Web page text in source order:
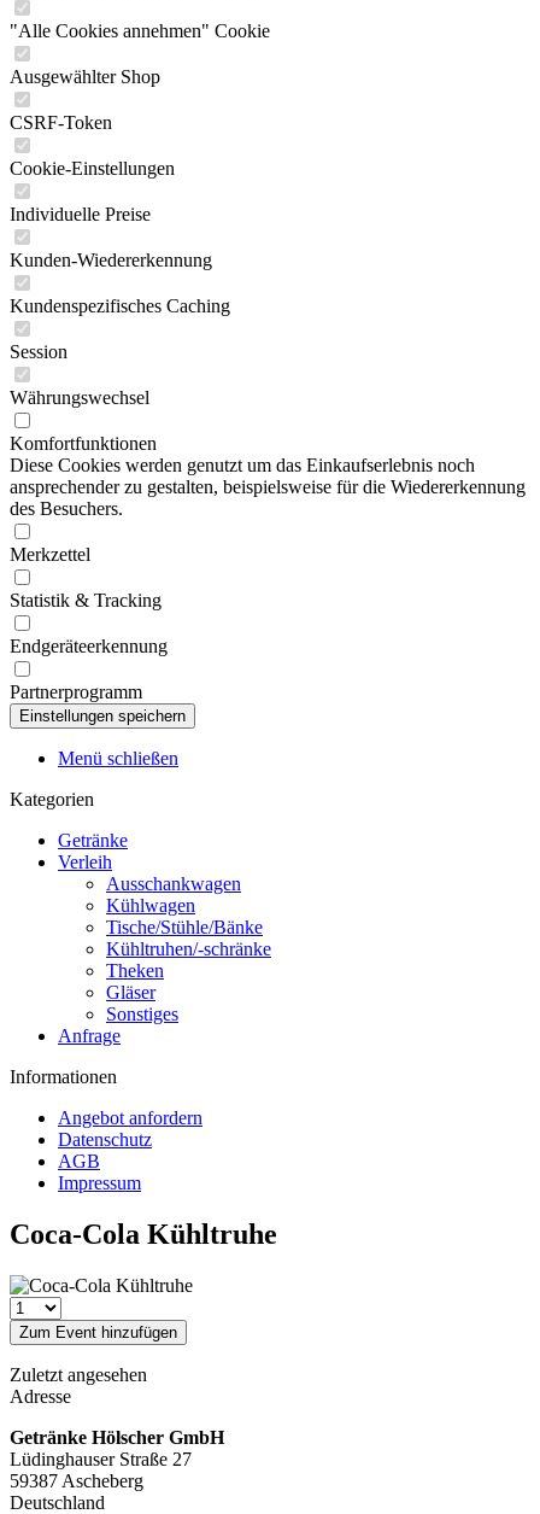
"Alle Cookies annehmen" Cookie
Ausgewählter Shop
CSRF-Token
Cookie-Einstellungen
Individuelle Preise
Kunden-Wiedererkennung
Kundenspezifisches Caching
Session
Währungswechsel
Komfortfunktionen
Diese Cookies werden genutzt um das Einkaufserlebnis noch
ansprechender zu gestalten, beispielsweise für die Wiedererkennung
des Besuchers.
Merkzettel
Statistik & Tracking
Endgeräteerkennung
Partnerprogramm
Menü schließen
Kategorien
Getränke
Verleih
Ausschankwagen
Kühlwagen
Tische/Stühle/Bänke
Kühltruhen/-schränke
Theken
Gläser
Sonstiges
Anfrage
Informationen
Angebot anfordern
Datenschutz
AGB
Impressum
Coca-Cola Kühltruhe
Zum Event hinzufügen
Zuletzt angesehen
Adresse
Getränke Hölscher GmbH
Lüdinghauser Straße 27
59387 Ascheberg
Deutschland